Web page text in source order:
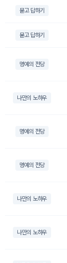
묻고 답하기
묻고 답하기
명예의 전당
나만의 노하우
명예의 전당
명예의 전당
나만의 노하우
나만의 노하우